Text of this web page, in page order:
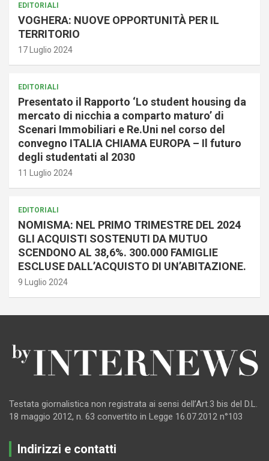
EDITORIALI
VOGHERA: NUOVE OPPORTUNITÀ PER IL
TERRITORIO
17 Luglio 2024
EDITORIALI
Presentato il Rapporto ‘Lo student housing da
mercato di nicchia a comparto maturo’ di
Scenari Immobiliari e Re.Uni nel corso del
convegno ITALIA CHIAMA EUROPA – Il futuro
degli studentati al 2030
11 Luglio 2024
EDITORIALI
NOMISMA: NEL PRIMO TRIMESTRE DEL 2024
GLI ACQUISTI SOSTENUTI DA MUTUO
SCENDONO AL 38,6%. 300.000 FAMIGLIE
ESCLUSE DALL’ACQUISTO DI UN’ABITAZIONE.
9 Luglio 2024
Testata giornalistica non registrata ai sensi dell’Art.3 bis del D.L.
18 maggio 2012, n. 63 convertito in Legge 16.07.2012 n°103
Indirizzi e contatti